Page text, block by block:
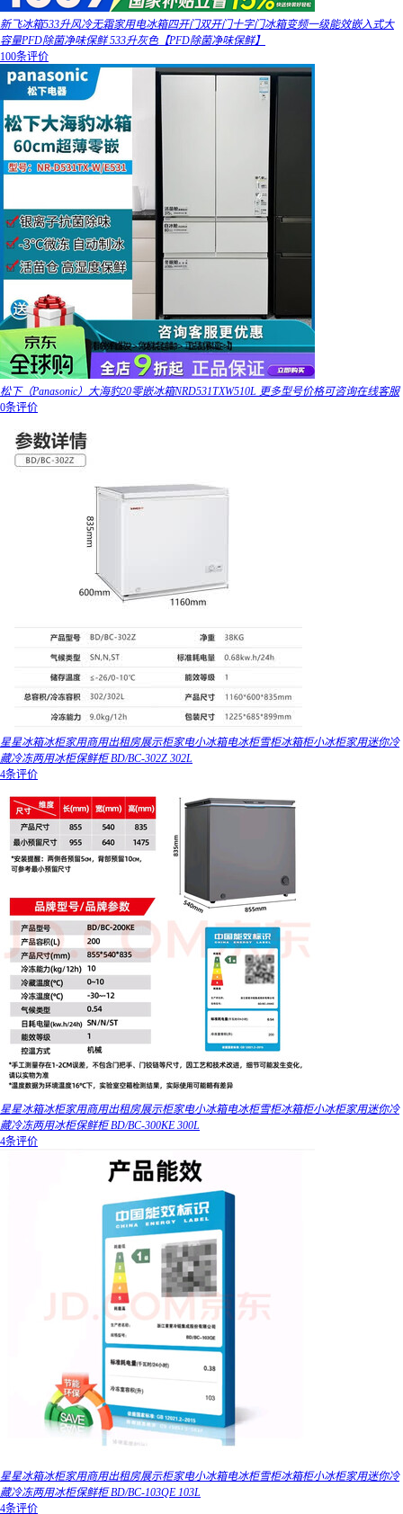
新飞冰箱533升风冷无霜家用电冰箱四开门双开门十字门冰箱变频一级能效嵌入式大
容量PFD除菌净味保鲜 533升灰色【PFD除菌净味保鲜】
100条评价
松下（Panasonic）大海豹20零嵌冰箱NRD531TXW510L 更多型号价格可咨询在线客服
0条评价
星星冰箱冰柜家用商用出租房展示柜家电小冰箱电冰柜雪柜冰箱柜小冰柜家用迷你冷
藏冷冻两用冰柜保鲜柜 BD/BC-302Z 302L
4条评价
星星冰箱冰柜家用商用出租房展示柜家电小冰箱电冰柜雪柜冰箱柜小冰柜家用迷你冷
藏冷冻两用冰柜保鲜柜 BD/BC-300KE 300L
4条评价
星星冰箱冰柜家用商用出租房展示柜家电小冰箱电冰柜雪柜冰箱柜小冰柜家用迷你冷
藏冷冻两用冰柜保鲜柜 BD/BC-103QE 103L
4条评价